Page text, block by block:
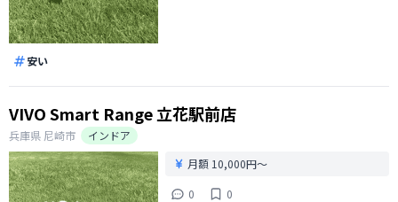
安い
VIVO Smart Range 立花駅前店
兵庫県 尼崎市
インドア
月額 10,000円〜
0
0